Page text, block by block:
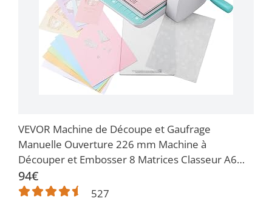
VEVOR Machine de Découpe et Gaufrage
Manuelle Ouverture 226 mm Machine à
Découper et Embosser 8 Matrices Classeur A6
Papier Cartonné A5 Kit Débutant Scrapbooking
pour Décoration Album Cartes Artisanat
94€
527